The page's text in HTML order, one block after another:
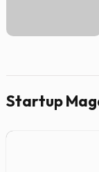
Startup